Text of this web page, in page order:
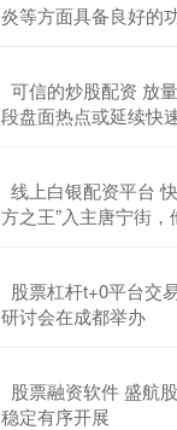
炎等方面具备良好的
可信的炒股配资 放
段盘面热点或延续快
线上白银配资平台
方之王”入主唐宁街
股票杠杆t+0平台交
研讨会在成都举办
股票融资软件 盛航
稳定有序开展